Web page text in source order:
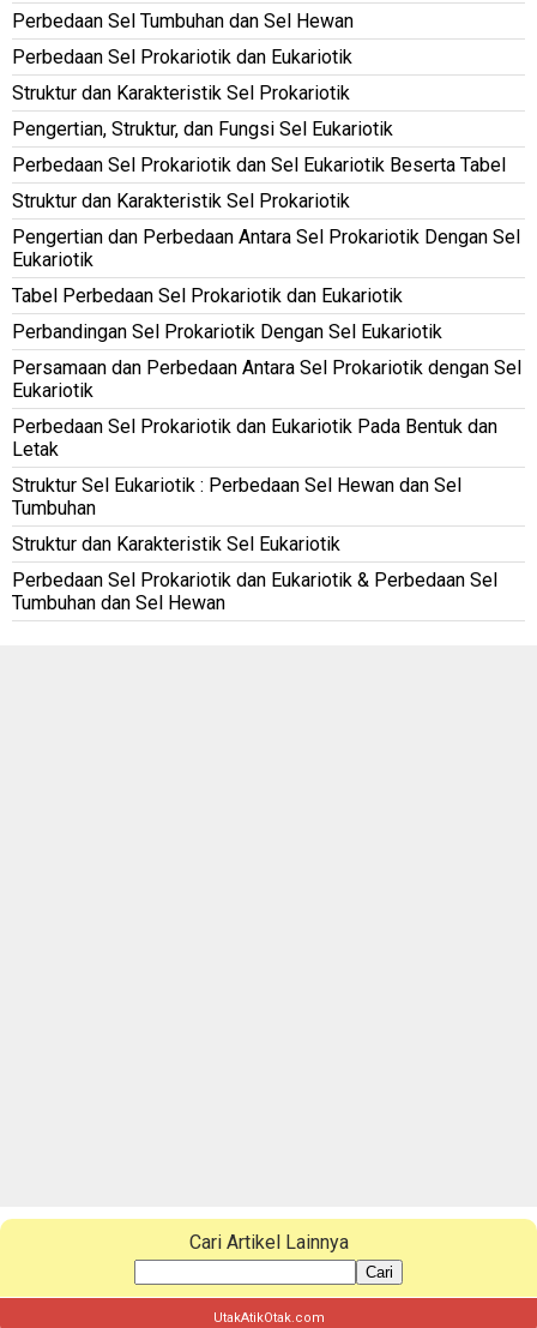
Perbedaan Sel Tumbuhan dan Sel Hewan
Perbedaan Sel Prokariotik dan Eukariotik
Struktur dan Karakteristik Sel Prokariotik
Pengertian, Struktur, dan Fungsi Sel Eukariotik
Perbedaan Sel Prokariotik dan Sel Eukariotik Beserta Tabel
Struktur dan Karakteristik Sel Prokariotik
Pengertian dan Perbedaan Antara Sel Prokariotik Dengan Sel
Eukariotik
Tabel Perbedaan Sel Prokariotik dan Eukariotik
Perbandingan Sel Prokariotik Dengan Sel Eukariotik
Persamaan dan Perbedaan Antara Sel Prokariotik dengan Sel
Eukariotik
Perbedaan Sel Prokariotik dan Eukariotik Pada Bentuk dan
Letak
Struktur Sel Eukariotik : Perbedaan Sel Hewan dan Sel
Tumbuhan
Struktur dan Karakteristik Sel Eukariotik
Perbedaan Sel Prokariotik dan Eukariotik & Perbedaan Sel
Tumbuhan dan Sel Hewan
Cari Artikel Lainnya
Cari
UtakAtikOtak.com